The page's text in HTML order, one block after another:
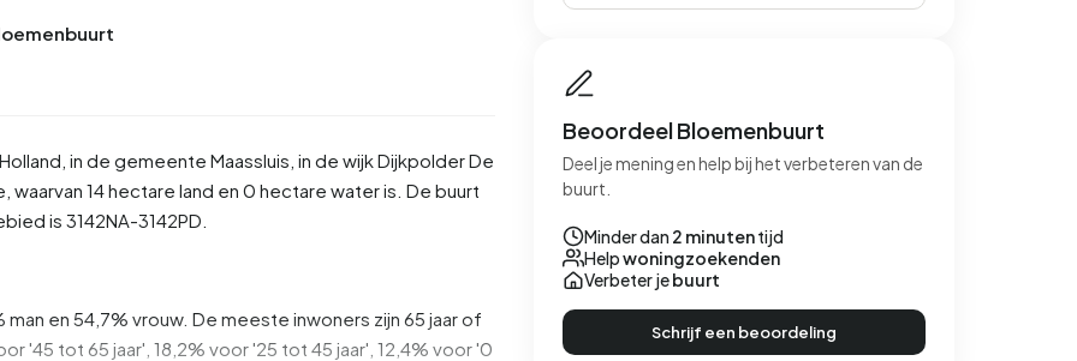
, in de gemeente Maassluis , in de wijkDijkpolderDe
14 hectare land en 0 hectare water is. De buurt
is 3142NA-3142PD.
en 54,7% vrouw. De meeste inwoners zijn 65 jaar of
'45 tot 65 jaar', 18,2% voor '25 tot 45 jaar', 12,4% voor '0
Beoordeel Bloemenbuurt
Deel je mening en help bij het verbeteren van de
buurt.
Minder dan 2 minutentijd
Helpwoningzoekenden
Verbeter jebuurt
Schrijf een beoordeling